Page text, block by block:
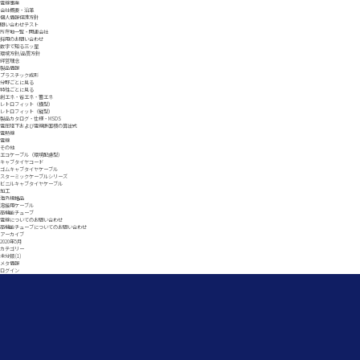
電線事業
会社概要・沿革
個人情報保護方針
問い合わせテスト
所在地一覧・関連会社
採用のお問い合わせ
数字で知る三ッ星
環境方針/品質方針
経営理念
製品情報
プラスチック成形
分野ごとに見る
特性ごとに見る
創エネ・省エネ・蓄エネ
レトロフィット（横型）
レトロフィット（縦型）
製品カタログ・仕様・MSDS
電圧降下および電線断面積の算出式
電熱線
電線
その他
エコケーブル（環境配慮型）
キャブタイヤコード
ゴムキャブタイヤケーブル
スターミックケーブルシリーズ
ビニルキャブタイヤケーブル
加工
海外規格品
溶接用ケーブル
高機能チューブ
電線についてのお問い合わせ
高機能チューブについてのお問い合わせ
アーカイブ
2020年5月
カテゴリー
未分類(1)
メタ情報
ログイン